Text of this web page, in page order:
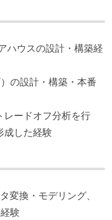
ハウスの設計・構築経
の設計・構築・本番
レードオフ分析を行
成した経験
換・モデリング、
験